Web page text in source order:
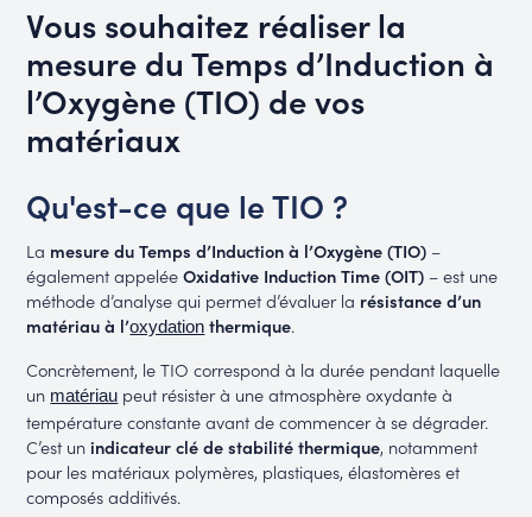
Vous souhaitez réaliser la
mesure du Temps d’Induction à
l’Oxygène (TIO) de vos
matériaux
Qu'est-ce que le TIO ?
La mesure du Temps d’Induction à l’Oxygène (TIO) –
également appeléeOxidative Induction Time (OIT) – est une
méthode d’analyse qui permet d’évaluer la résistance d’un
matériau à l’oxydation thermique.
Concrètement, le TIO correspond à la durée pendant laquelle
un matériau peut résister à une atmosphère oxydante à
température constante avant de commencer à se dégrader.
C’est un indicateur clé de stabilité thermique, notamment
pour les matériaux polymères, plastiques, élastomères et
composés additivés.